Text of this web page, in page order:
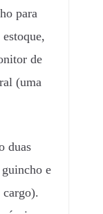
para
de
(uma
duas
e
cargo).